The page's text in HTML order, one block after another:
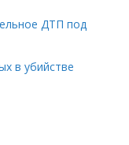
ДТП под
в убийстве